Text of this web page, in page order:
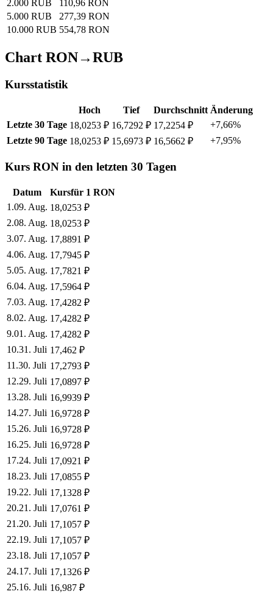
2.000 RUB
110,96 RON
5.000 RUB
277,39 RON
10.000 RUB 554,78 RON
Chart RON→RUB
Kursstatistik
Hoch Tief Durchschnitt Änderung
Letzte 30 Tage 18,0253 ₽ 16,7292 ₽ 17,2254 ₽
+7,66%
Letzte 90 Tage 18,0253 ₽ 15,6973 ₽ 16,5662 ₽ +7,95%
Kurs RON in den letzten 30 Tagen
Datum Kursfür 1 RON
1 .09. Aug. 18,0253 ₽
2.08. Aug. 18,0253 ₽
3.07. Aug. 17,8891 ₽
4.06. Aug. 17,7945 ₽
5.05. Aug. 17,7821 ₽
6.04. Aug. 17,5964 ₽
7.03. Aug. 17,4282 ₽
8.02. Aug. 17,4282 ₽
9.01. Aug. 17,4282 ₽
10.31. Juli 17,462 ₽
11 .30. Juli 17,2793 ₽
12.29. Juli 17,0897 ₽
13.28. Juli 16,9939 ₽
14.27. Juli 16,9728 ₽
15.26. Juli 16,9728 ₽
16.25. Juli 16,9728 ₽
17.24. Juli 17,0921 ₽
18.23. Juli 17,0855 ₽
19.22. Juli 17,1328 ₽
20.21. Juli 17,0761 ₽
21 .20. Juli 17,1057 ₽
22.19. Juli 17,1057 ₽
23.18. Juli 17,1057 ₽
24.17. Juli 17,1326 ₽
25.16. Juli 16,987 ₽